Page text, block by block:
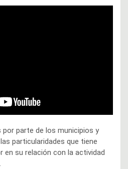
por parte de los municipios y
particularidades que tiene
en su relación con la actividad